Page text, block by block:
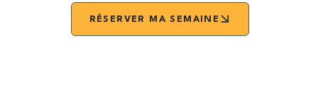
RÉSERVER MA SEMAINE